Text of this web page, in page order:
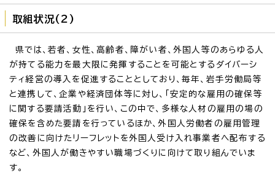
取組状況(2)
県では、若者、女性、高齢者、障がい者、外国人等のあらゆる人
が持てる能力を最大限に発揮することを可能とするダイバーシ
ティ経営の導入を促進することとしており、毎年、岩手労働局等
と連携して、企業や経済団体等に対し、「安定的な雇用の確保等
に関する要請活動」を行い、この中で、多様な人材の雇用の場の
確保を含めた要請を行っているほか、外国人労働者の雇用管理
の改善に向けたリーフレットを外国人受け入れ事業者へ配布する
など、外国人が働きやすい職場づくりに向けて取り組んでいま
す。